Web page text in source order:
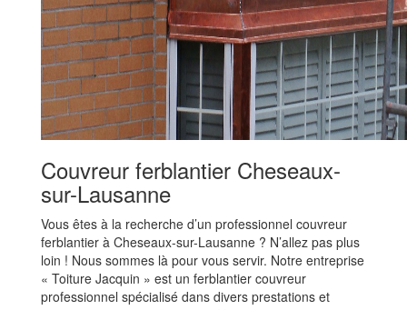
Couvreur ferblantier Cheseaux-
sur-Lausanne
Vous êtes à la recherche d’un professionnel couvreur
ferblantier à Cheseaux-sur-Lausanne ? N’allez pas plus
loin ! Nous sommes là pour vous servir. Notre entreprise
« Toiture Jacquin » est un ferblantier couvreur
professionnel spécialisé dans divers prestations et